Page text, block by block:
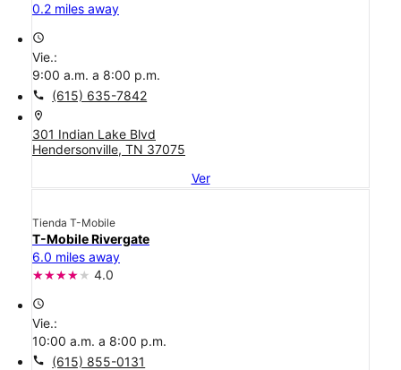
0.2 miles away
access_time
Vie.:
9:00 a.m. a 8:00 p.m.
call (615) 635-7842
location_on
301 Indian Lake Blvd
Hendersonville, TN 37075
Ver
Tienda T-Mobile
T-Mobile Rivergate
6.0 miles away
4.0
access_time
Vie.:
10:00 a.m. a 8:00 p.m.
call (615) 855-0131